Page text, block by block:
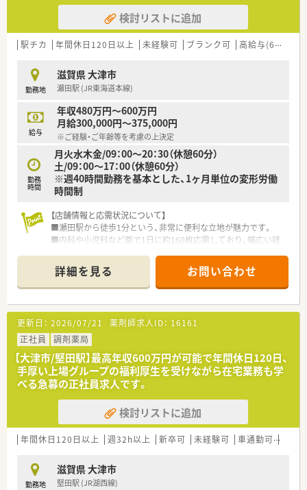
【求人情報について】
■ご経験やスキルに応じて、年収450万円から最大650万円まで
ご提示が可能です。
が整備されています。
■福利厚生として保養施設の利用やOTCの割引制度があり、生活
面もサポートします。
【こんな取り組みをしています】
■物価高騰に対応するため、全正社員へ一律4万円のインフレ手
当を支給しました。
■社員が安心して働けるよう、希望者には抗原検査キットを月2
回無料で配布しています。
■現場の意見を大切にしており、ブロック制を導入し意見を吸い
上げる仕組みがあります。
検討リストに追加
駅チカ 年間休日120日以上 未経験可 ブランク可 高給与(600万円以上)
勤務地
滋賀県 大津市
瀬田駅 (JR東海道本線)
給与
年収480万円～600万円
月給300,000円～375,000円
※ご経験・ご年齢等を考慮の上決定
勤務
時間
月火水木金/09：00～20：30（休憩60分）
土/09：00～17：00（休憩60分）
※週40時間勤務を基本とした、1ヶ月単位の変形労働
時間制
【店舗情報と応需状況について】
■瀬田駅から徒歩1分という、非常に便利な立地が魅力です。
■内科や小児科など面で1日に約160枚応需しており、幅広い経
■薬剤師は常時4～5名、事務スタッフも4名が在籍しており、連
携して業務を進める体制が整っています。
【募集背景と求める人物像について】
■地域への医療提供体制をさらに強化するため、意欲のある正社
員薬剤師を増員募集します。
■「なじみの薬局」という理念に共感し、患者様との対話を大切
にできる方を求めています。
■充実した教育制度があるため、向上心を持ち、積極的に知識や
スキルを吸収できる方を歓迎します。
【求人情報について】
■ご経験や能力を正当に評価し、年収450万円から550万円の範
囲で優遇いたします。
■年間休日は120日以上あり、完全週休2日制でプライベートも
■住宅手当や扶養手当、退職金制度など、手厚い福利厚生で生活
をサポートする体制です。
詳細を見る お問い合わせ
更新日： 2026/07/21 薬剤師求人ID： 16161
正社員
調剤薬局
【大津市/堅田駅】最高年収600万円が可能で年間休日120日、
手厚い上場グループの福利厚生を受けながら在宅業務も学
べる急募の正社員求人です。
検討リストに追加
年間休日120日以上 週32h以上 新卒可 未経験可 車通勤可
勤務地
滋賀県 大津市
堅田駅 (JR湖西線)